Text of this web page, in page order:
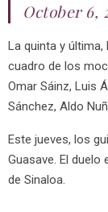
October 6,
La quinta y última,
cuadro de los
Omar Sáinz, Luis
Sánchez, Aldo
Este jueves, los
Guasave. El
de Sinaloa.